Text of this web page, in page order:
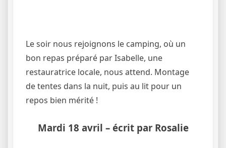
Le soir nous rejoignons le camping, où un
bon repas préparé par Isabelle, une
restauratrice locale, nous attend. Montage
de tentes dans la nuit, puis au lit pour un
repos bien mérité !
Mardi 18 avril – écrit par Rosalie